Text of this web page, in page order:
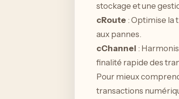
stockage et une
cRoute : Optimise la
aux pannes.
cChannel :
finalité rapide des
Pour mieux
transactions